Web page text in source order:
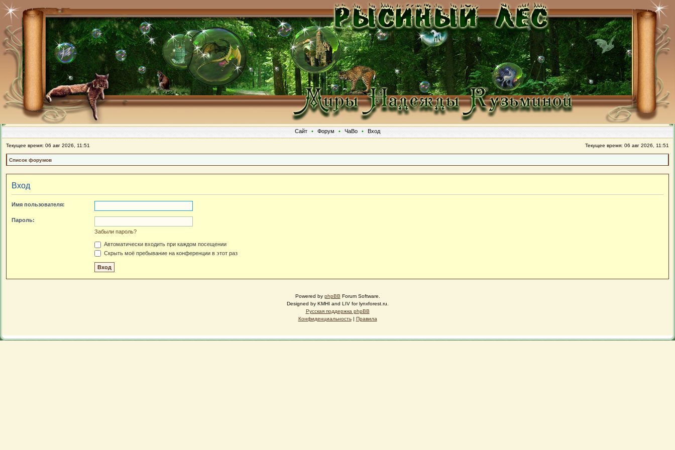
Сайт • Форум • ЧаВо • Вход
Текущее время: 06 авг 2026, 11:51 Текущее время: 06 авг 2026, 11:51
Список форумов
Вход
Имя пользователя:
Пароль:
Забыли пароль?
Автоматически входить при каждом посещении
Скрыть моё пребывание на конференции в этот раз
Powered by phpBB Forum Software.
Designed by KMHI and LIV for lynxforest.ru.
Русская поддержка phpBB
Конфиденциальность| Правила